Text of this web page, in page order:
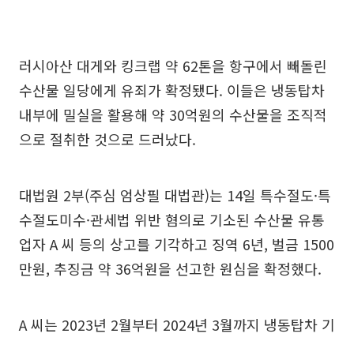
러시아산 대게와 킹크랩 약 62톤을 항구에서 빼돌린
수산물 일당에게 유죄가 확정됐다. 이들은 냉동탑차
내부에 밀실을 활용해 약 30억원의 수산물을 조직적
으로 절취한 것으로 드러났다.
대법원 2부(주심 엄상필 대법관)는 14일 특수절도·특
수절도미수·관세법 위반 혐의로 기소된 수산물 유통
업자 A 씨 등의 상고를 기각하고 징역 6년, 벌금 1500
만원, 추징금 약 36억원을 선고한 원심을 확정했다.
A 씨는 2023년 2월부터 2024년 3월까지 냉동탑차 기